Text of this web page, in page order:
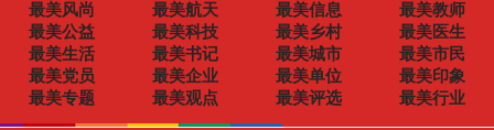
最美风尚
最美航天 最美信息
最美教师
最美公益
最美科技 最美乡村
最美医生
最美生活
最美书记 最美城市
最美市民
最美党员
最美企业 最美单位
最美印象
最美专题
最美观点 最美评选 最美行业